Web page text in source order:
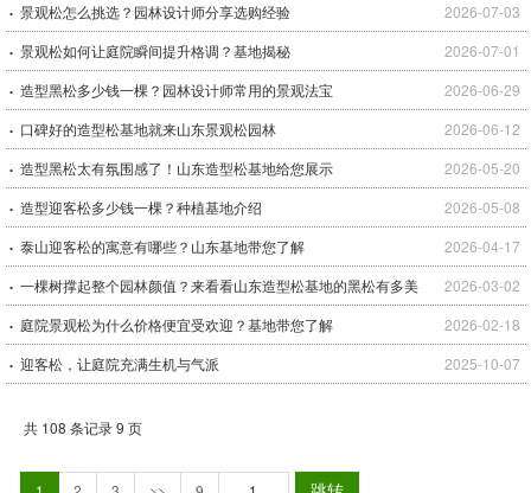
2026-07-03
景观松怎么挑选？园林设计师分享选购经验
2026-07-01
景观松如何让庭院瞬间提升格调？基地揭秘
2026-06-29
造型黑松多少钱一棵？园林设计师常用的景观法宝
2026-06-12
口碑好的造型松基地就来山东景观松园林
2026-05-20
造型黑松太有氛围感了！山东造型松基地给您展示
2026-05-08
造型迎客松多少钱一棵？种植基地介绍
2026-04-17
泰山迎客松的寓意有哪些？山东基地带您了解
2026-03-02
一棵树撑起整个园林颜值？来看看山东造型松基地的黑松有多美
2026-02-18
庭院景观松为什么价格便宜受欢迎？基地带您了解
2025-10-07
迎客松，让庭院充满生机与气派
共 108 条记录 9 页